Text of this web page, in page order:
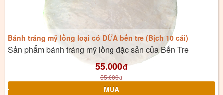
Bánh tráng mỹ lồng loại có DỪA bến tre (Bịch 10 cái)
Sản phẩm bánh tráng mỹ lồng đặc sản của Bến Tre
55.000đ
55.000đ